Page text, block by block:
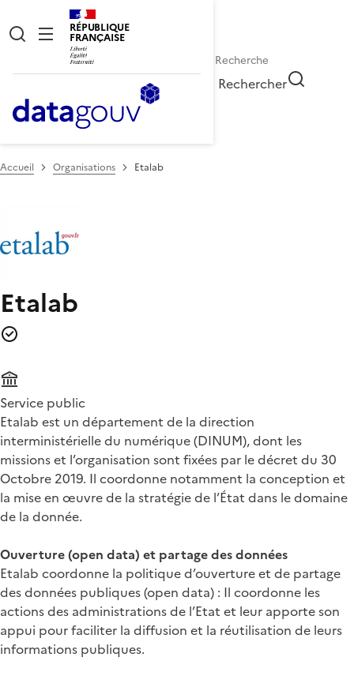
RÉPUBLIQUE
FRANÇAISE
Rechercher
Accueil Organisations Etalab
Etalab
Service public
Etalab est un département de la direction
interministérielle du numérique (DINUM), dont les
missions et l’organisation sont fixées par le décret du 30
Octobre 2019. Il coordonne notamment la conception et
la mise en œuvre de la stratégie de l’État dans le domaine
de la donnée.
Ouverture (open data) et partage des données
Etalab coordonne la politique d’ouverture et de partage
des données publiques (open data) : Il coordonne les
actions des administrations de l’Etat et leur apporte son
appui pour faciliter la diffusion et la réutilisation de leurs
informations publiques.